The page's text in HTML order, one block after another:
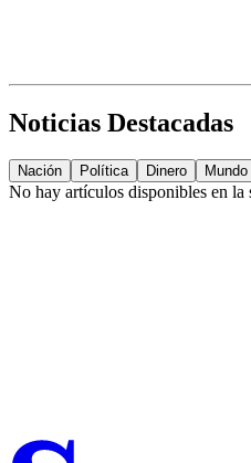
Noticias Destacadas
Nación Política Dinero Mundo
No hay artículos disponibles en la